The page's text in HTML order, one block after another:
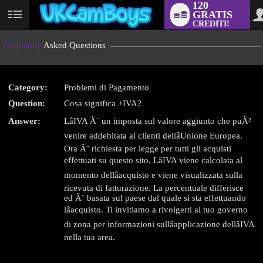
User
120
GRATIS
CREDITI!
Frequently Asked Questions
Category:
Problemi di Pagamento
Question:
Cosa significa +IVA?
Answer:
LâIVA Ã¨ un imposta sul valore aggiunto che puÃ²
venire addebitata ai clienti dellâUnione Europea.
Ora Ã¨ richiesta per legge per tutti gli acquisti
effettuati su questo sito. LâIVA viene calcolata al
momento dellâacquisto e viene visualizzata sulla
ricevuta di fatturazione. La percentuale differisce
ed Ã¨ basata sul paese dal quale si sta effettuando
lâacquisto. Ti invitiamo a rivolgerti al tuo governo
di zona per informazioni sullâapplicazione dellâIVA
nella tua area.
LIMITED TIME OFFER!